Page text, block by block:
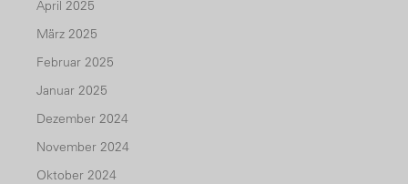
April 2025
März 2025
Februar 2025
Januar 2025
Dezember 2024
November 2024
Oktober 2024